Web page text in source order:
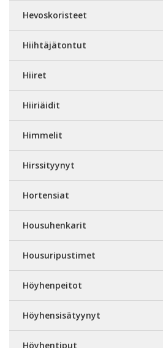
Hevoskoristeet
Hiihtäjätontut
Hiiret
Hiiriäidit
Himmelit
Hirssityynyt
Hortensiat
Housuhenkarit
Housuripustimet
Höyhenpeitot
Höyhensisätyynyt
Höyhentiput